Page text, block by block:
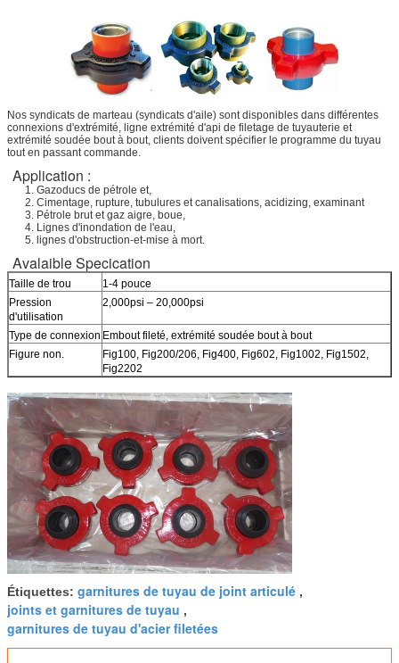
Nos syndicats de marteau (syndicats d'aile) sont disponibles dans différentes
connexions d'extrémité, ligne extrémité d'api de filetage de tuyauterie et
extrémité soudée bout à bout, clients doivent spécifier le programme du tuyau
tout en passant commande.
Application :
1. Gazoducs de pétrole et,
2. Cimentage, rupture, tubulures et canalisations, acidizing, examinant
3. Pétrole brut et gaz aigre, boue,
4. Lignes d'inondation de l'eau,
5. lignes d'obstruction-et-mise à mort.
Avalaible Specication
Taille de trou
1-4 pouce
Pression
d'utilisation
2,000psi – 20,000psi
Type de connexion Embout fileté, extrémité soudée bout à bout
Figure non.
Fig100, Fig200/206, Fig400, Fig602, Fig1002, Fig1502,
Fig2202
Étiquettes: garnitures de tuyau de joint articulé ,
joints et garnitures de tuyau ,
garnitures de tuyau d'acier filetées